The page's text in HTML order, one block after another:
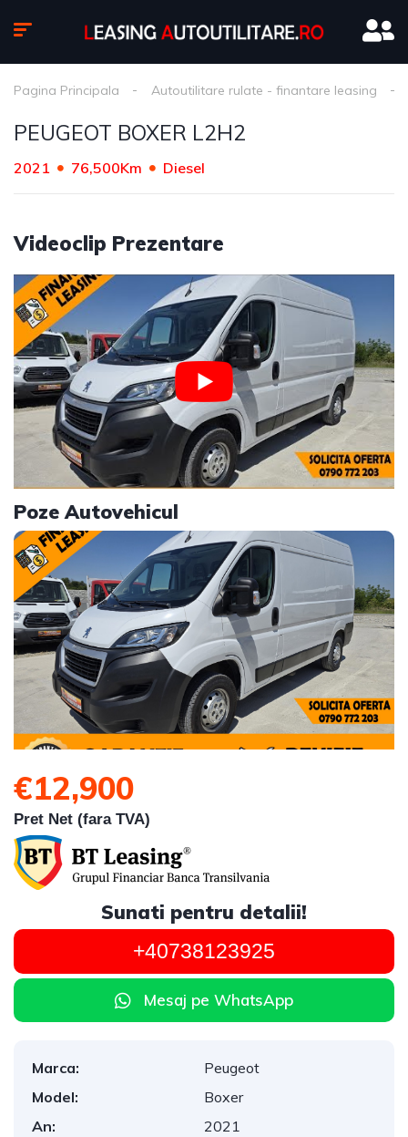
Pagina Principala Autoutilitare rulate - finantare leasing
PEUGEOT BOXER L2H2
2021 76,500Km Diesel
Videoclip Prezentare
Poze Autovehicul
€12,900
Pret Net (fara TVA)
Sunati pentru detalii!
+40738123925
Mesaj pe WhatsApp
Marca:
Peugeot
Model:
Boxer
An:
2021